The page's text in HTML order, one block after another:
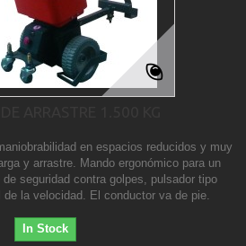
en espacios reducidos y muy
y arrastre. Mando ergonómico para un
seguridad contra golpes, pulsador tipo
la velocidad. El conductor va de pie.
In Stock